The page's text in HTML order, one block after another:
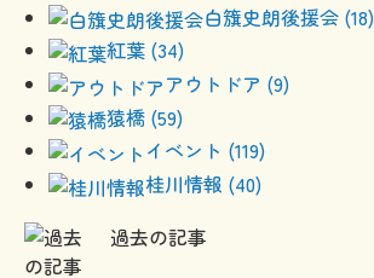
白籏史朗後援会 (18)
紅葉 (34)
アウトドア (9)
猿橋 (59)
イベント (119)
桂川情報 (40)
過去の記事